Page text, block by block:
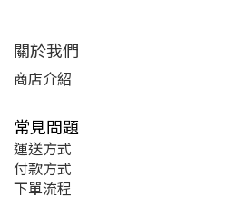
關於我們
商店介紹
常見問題
運送方式
付款方式
下單流程